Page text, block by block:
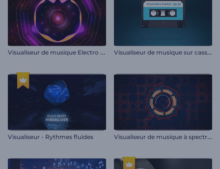
V
isualiseur de musique Electro House V
isualiseur de musique sur cassette
Visualiseur - Rythmes fluides V
isualiseur de musique à spectre audio plat